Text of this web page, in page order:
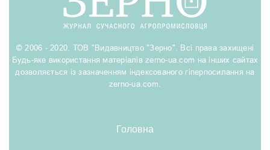
© 2006 - 2020. ТОВ "Видавництво "Зерно". Всі права захищені
Будь-яке використання матеріалів zerno-ua.com на інших сайтах
дозволяється із зазначенням індексованого гіперпосилання на
zerno-ua.com.
Головна